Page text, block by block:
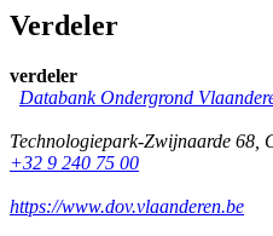
Verdeler
verdeler
Databank Ondergrond
Technologiepark-Zwijnaarde 68,
+32 9 240 75 00
https://www.dov.vlaanderen.be